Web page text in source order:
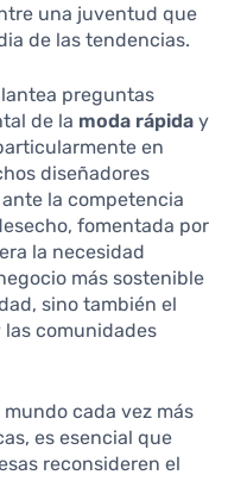
una juventud que
de las tendencias.
preguntas
de la moda rápida y
en
diseñadores
la competencia
fomentada por
la necesidad
más sostenible
sino también el
comunidades
cada vez más
es esencial que
reconsideren el